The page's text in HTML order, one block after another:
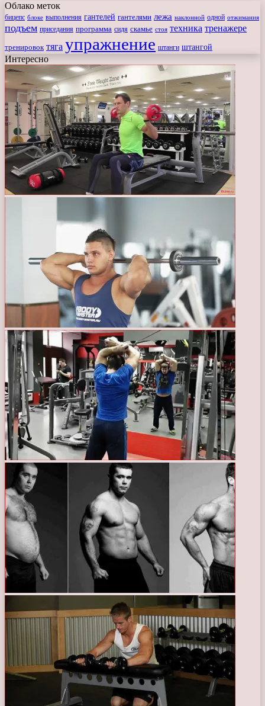
Облако меток
бицепс блоке выполнения гантелей гантелями лежа наклонной одной отжимания
подъем приседания программа сидя скамье стоя техника тренажере
тренировок тяга упражнение штанги штангой
Интересно